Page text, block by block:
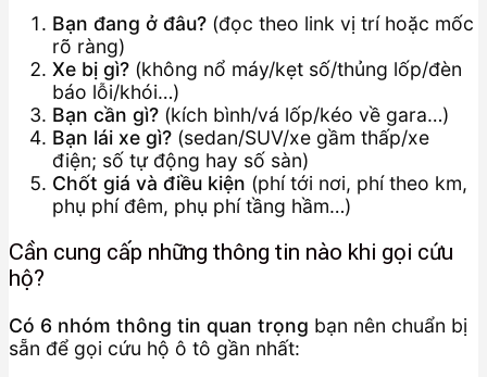
Bạn đang ở đâu? (đọc theo link vị trí hoặc mốc
rõ ràng)
Xe bị gì? (không nổ máy/kẹt số/thủng lốp/đèn
báo lỗi/khói…)
Bạn cần gì? (kích bình/vá lốp/kéo về gara…)
Bạn lái xe gì? (sedan/SUV/xe gầm thấp/xe
điện; số tự động hay số sàn)
Chốt giá và điều kiện (phí tới nơi, phí theo km,
phụ phí đêm, phụ phí tầng hầm…)
Cần cung cấp những thông tin nào khi gọi cứu
hộ?
Có 6 nhóm thông tin quan trọng bạn nên chuẩn bị
sẵn để gọi cứu hộ ô tô gần nhất: